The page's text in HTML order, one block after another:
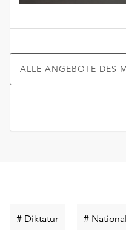
ALLE ANGEBOTE DES
# DiktaturSchlüsselwort
#